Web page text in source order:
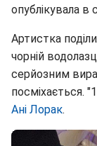
опублікувала в
Артистка
чорній
серйозним
посміхається.
Ані Лорак.